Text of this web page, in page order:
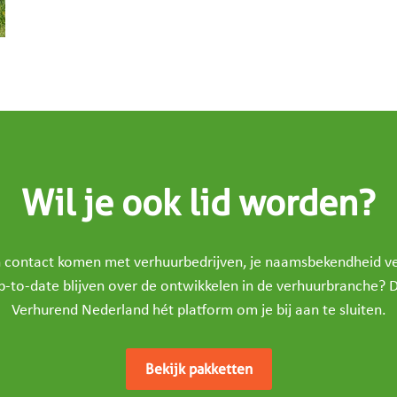
Wil je ook lid worden?
contact komen met verhuurbedrijven, je naamsbekendheid
to-date blijven over de ontwikkelen in de verhuurbranche?
Verhurend Nederland hét platform om je bij aan te sluiten.
Bekijk pakketten